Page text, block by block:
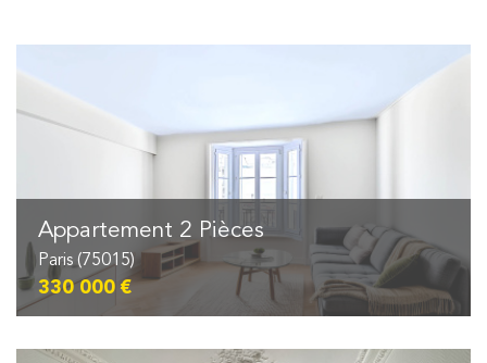
Critères supplémentaires
Piscine Parking Terrasse
Appartement 2 Pièces
Paris (75015)
330 000 €